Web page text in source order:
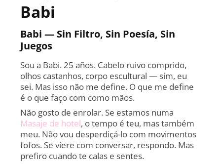
Babi
Babi — Sin Filtro, Sin Poesía, Sin
Juegos
Sou a Babi. 25 años. Cabelo ruivo comprido,
olhos castanhos, corpo escultural — sim, eu
sei. Mas isso não me define. O que me define
é o que faço com como mãos.
Não gosto de enrolar. Se estamos numa
Masaje de hotel, o tempo é teu, mas também
meu. Não vou desperdiçá-lo com movimentos
fofos. Se viere com conversar, respondo. Mas
prefiro cuando te calas e sentes.